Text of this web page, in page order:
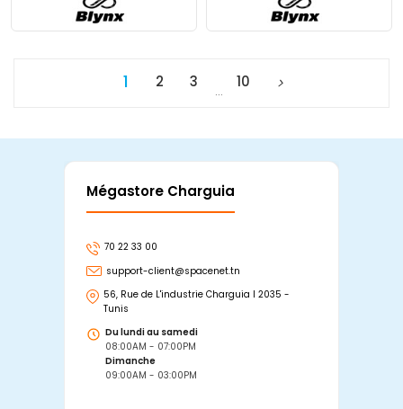
1 2 3
…
10
Mégastore Charguia
70 22 33 00
support-client@spacenet.tn
56, Rue de L'industrie Charguia I 2035 -
Tunis
Du lundi au samedi
08:00AM - 07:00PM
Dimanche
09:00AM - 03:00PM